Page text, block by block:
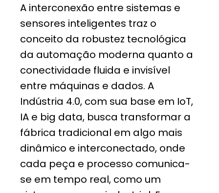
A interconexão entre sistemas e
sensores inteligentes traz o
conceito da robustez tecnológica
da automação moderna quanto a
conectividade fluida e invisível
entre máquinas e dados. A
Indústria 4.0, com sua base em IoT,
IA e big data, busca transformar a
fábrica tradicional em algo mais
dinâmico e interconectado, onde
cada peça e processo comunica-
se em tempo real, como um